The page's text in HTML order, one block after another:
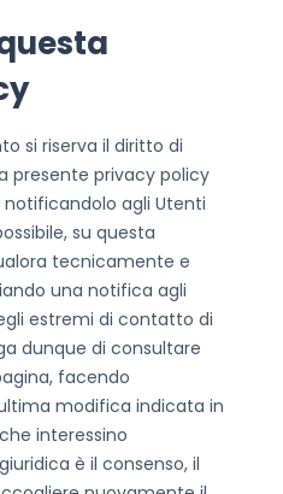
si riserva il diritto di
presente privacy policy
agli Utenti
su questa
tecnicamente e
una notifica agli
estremi di contatto di
dunque di consultare
facendo
modifica indicata in
interessino
è il consenso, il